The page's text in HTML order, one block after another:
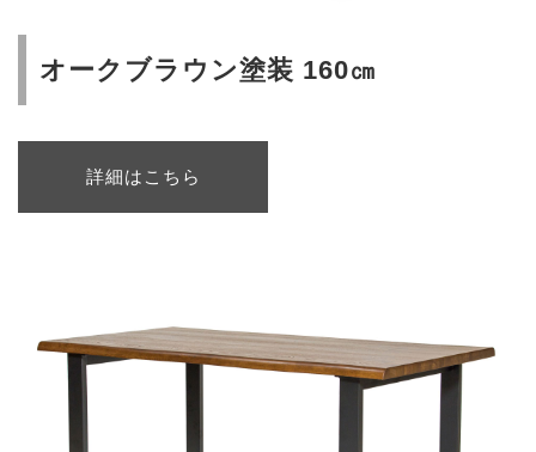
オークブラウン塗装 160㎝
詳細はこちら